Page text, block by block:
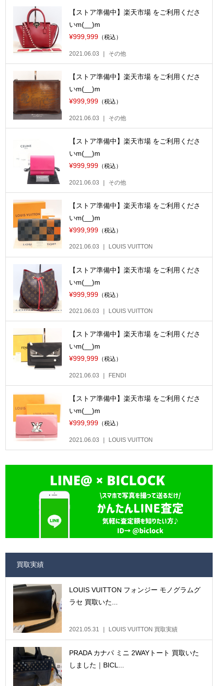
【ストア準備中】楽天市場 をご利用くださ
いm(__)m
¥999,999 （税込）
2021.06.03 その他
【ストア準備中】楽天市場 をご利用くださ
いm(__)m
¥999,999 （税込）
2021.06.03 その他
【ストア準備中】楽天市場 をご利用くださ
いm(__)m
¥999,999 （税込）
2021.06.03 その他
【ストア準備中】楽天市場 をご利用くださ
いm(__)m
¥999,999 （税込）
2021.06.03 LOUIS VUITTON
【ストア準備中】楽天市場 をご利用くださ
いm(__)m
¥999,999 （税込）
2021.06.03 LOUIS VUITTON
【ストア準備中】楽天市場 をご利用くださ
いm(__)m
¥999,999 （税込）
2021.06.03 FENDI
【ストア準備中】楽天市場 をご利用くださ
いm(__)m
¥999,999 （税込）
2021.06.03 LOUIS VUITTON
買取実績
LOUIS VUITTON フォンジー モノグラムグ
ラセ 買取いた...
2021.05.31 LOUIS VUITTON 買取実績
PRADA カナパ ミニ 2WAYトート 買取いた
しました｜BICL...